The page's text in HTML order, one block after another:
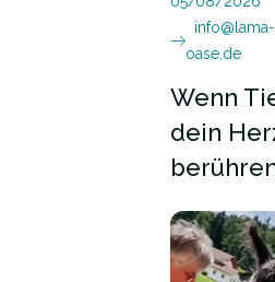
info@lama-
oase.de
Wenn
dein